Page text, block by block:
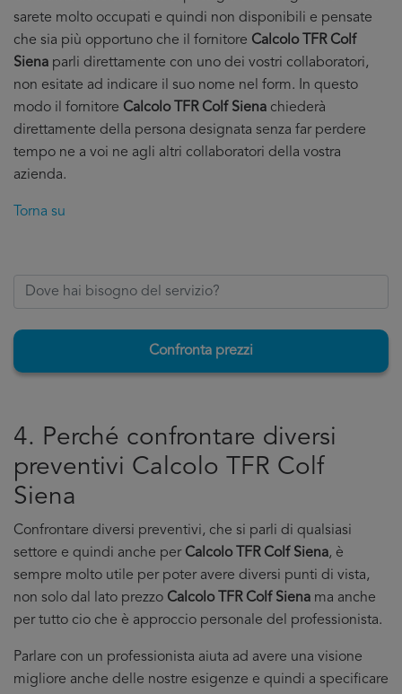
sarete molto occupati e quindi non disponibili e pensate
che sia più opportuno che il fornitore Calcolo TFR Colf
Siena parli direttamente con uno dei vostri collaboratori,
non esitate ad indicare il suo nome nel form. In questo
modo il fornitore Calcolo TFR Colf Siena chiederà
direttamente della persona designata senza far perdere
tempo ne a voi ne agli altri collaboratori della vostra
azienda.
Torna su
Confronta prezzi
4. Perché confrontare diversi
preventivi Calcolo TFR Colf
Siena
Confrontare diversi preventivi, che si parli di qualsiasi
settore e quindi anche per Calcolo TFR Colf Siena, è
sempre molto utile per poter avere diversi punti di vista,
non solo dal lato prezzo Calcolo TFR Colf Siena ma anche
per tutto cio che è approccio personale del professionista.
Parlare con un professionista aiuta ad avere una visione
migliore anche delle nostre esigenze e quindi a specificare